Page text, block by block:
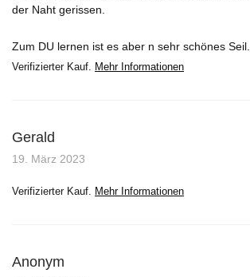
der Naht gerissen.
Zum DU lernen ist es aber n sehr schönes Seil.
Verifizierter Kauf. Mehr Informationen
Gerald
19. März 2023
Verifizierter Kauf. Mehr Informationen
Anonym